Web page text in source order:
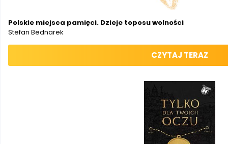
Polskie miejsca pamięci. Dzieje toposu wolności
Stefan Bednarek
CZYTAJ TERAZ